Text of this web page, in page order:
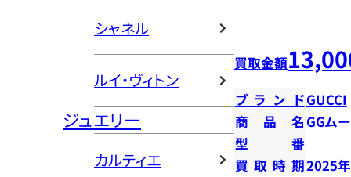
シャネル
ルイ・ヴィトン
ジュエリー
カルティエ
買取金額
ブランドGUCCI
商品名 GGム
型番
買取時期2025